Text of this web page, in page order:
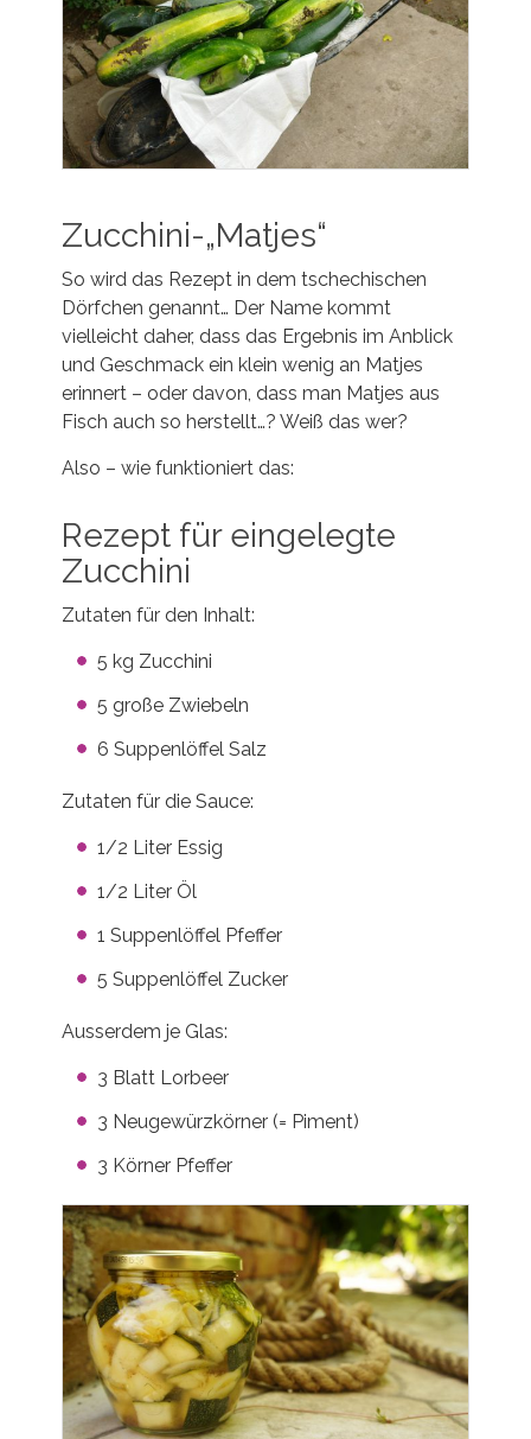
Zucchini-„Matjes“
So wird das Rezept in dem tschechischen
Dörfchen genannt… Der Name kommt
vielleicht daher, dass das Ergebnis im Anblick
und Geschmack ein klein wenig an Matjes
erinnert – oder davon, dass man Matjes aus
Fisch auch so herstellt…? Weiß das wer?
Also – wie funktioniert das:
Rezept für eingelegte
Zucchini
Zutaten für den Inhalt:
5 kg Zucchini
5 große Zwiebeln
6 Suppenlöffel Salz
Zutaten für die Sauce:
1/2 Liter Essig
1/2 Liter Öl
1 Suppenlöffel Pfeffer
5 Suppenlöffel Zucker
Ausserdem je Glas:
3 Blatt Lorbeer
3 Neugewürzkörner (= Piment)
3 Körner Pfeffer